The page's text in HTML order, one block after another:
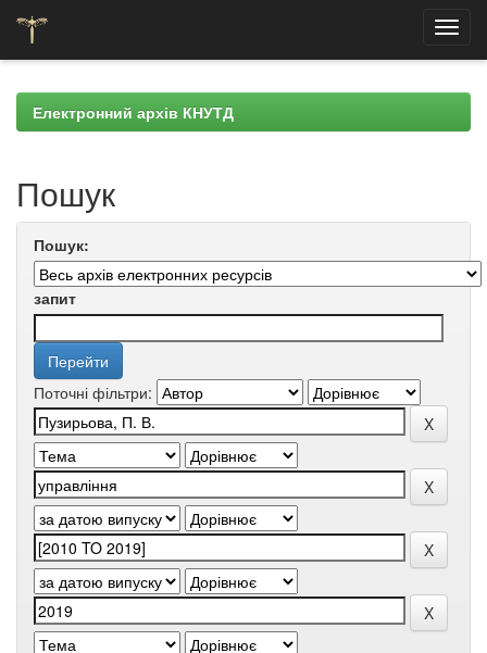
navigationЕлектронний архів КНУТД
Пошук
Пошук:
запит
Поточні фільтри: